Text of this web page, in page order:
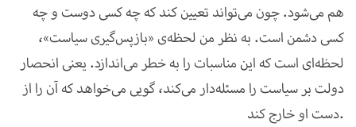
هم می‌شود. چون می‌تواند تعیین کند که چه کسی دوست و چه
کسی دشمن است. به نظر من لحظه‌ی «بازپس‌گیری سیاست»،
لحظه‌ای است که این مناسبات را به خطر می‌اندازد. یعنی انحصار
دولت بر سیاست را مسئله‌دار می‌کند، گویی می‌خواهد که آن را از
دست او خارج کند.